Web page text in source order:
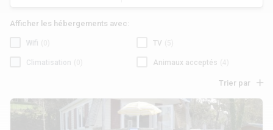
Afficher les hébergements avec:
Wifi TV
Climatisation Animaux acceptés
Trier par